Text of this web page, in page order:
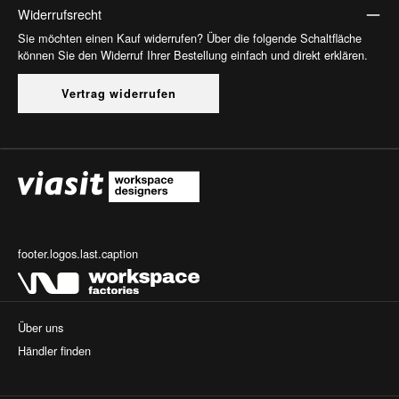
Widerrufsrecht
Sie möchten einen Kauf widerrufen? Über die folgende Schaltfläche
können Sie den Widerruf Ihrer Bestellung einfach und direkt erklären.
Vertrag widerrufen
footer.logos.last.caption
Über uns
Händler finden